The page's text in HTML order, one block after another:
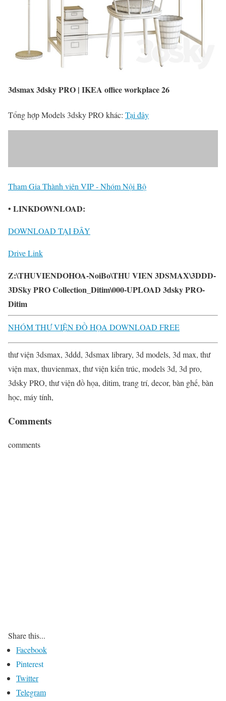
3dsmax 3dsky PRO | IKEA office workplace 26
Tổng hợp Models 3dsky PRO khác: Tại đây
Tham Gia Thành viên VIP - Nhóm Nội Bộ
• LINKDOWNLOAD:
DOWNLOAD TẠI ĐÂY
Drive Link
Z:\THUVIENDOHOA-NoiBo\THU VIEN 3DSMAX\3DDD-
3DSky PRO Collection_Ditim\000-UPLOAD 3dsky PRO-
Ditim
NHÓM THƯ VIỆN ĐỒ HỌA DOWNLOAD FREE
thư viện 3dsmax, 3ddd, 3dsmax library, 3d models, 3d max, thư
viện max, thuvienmax, thư viện kiến trúc, models 3d, 3d pro,
3dsky PRO, thư viện đồ họa, ditim, trang trí, decor, bàn ghế, bàn
học, máy tính,
Comments
comments
Share this...
Facebook
Pinterest
Twitter
Telegram